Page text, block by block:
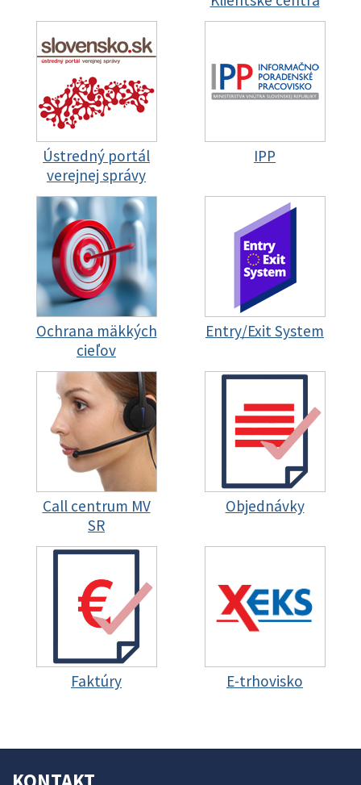
Ústredný portál
verejnej správy
IPP
Ochrana mäkkých
cieľov
Entry/Exit System
Call centrum MV
SR
Objednávky
Faktúry E-trhovisko